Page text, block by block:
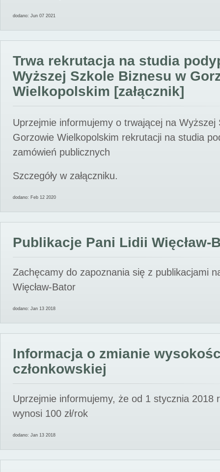
dodano: Jun 07 2021
Trwa rekrutacja na studia
Wyższej Szkole Biznesu w
Wielkopolskim [załącznik]
Uprzejmie informujemy o trwającej na Wyższej
Gorzowie Wielkopolskim rekrutacji na studia
zamówień publicznych
Szczegóły w załączniku.
dodano: Feb 12 2020
Publikacje Pani Lidii Więcław-
Zachęcamy do zapoznania się z publikacjami
Więcław-Bator
dodano: Jan 13 2018
Informacja o zmianie
członkowskiej
Uprzejmie informujemy, że od 1 stycznia 2018
wynosi 100 zł/rok
dodano: Jan 13 2018